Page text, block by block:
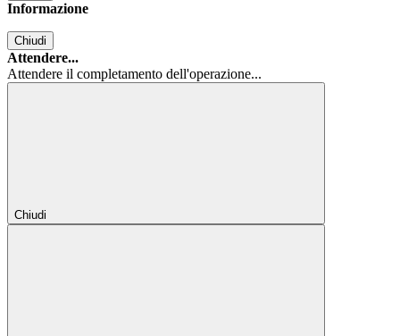
Informazione
Chiudi
Attendere...
Attendere il completamento dell'operazione...
Chiudi